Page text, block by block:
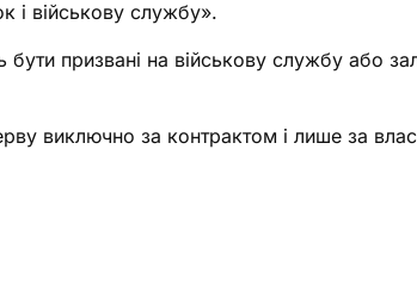
і військову службу».
призвані на військову службу або
виключно за контрактом і лише за